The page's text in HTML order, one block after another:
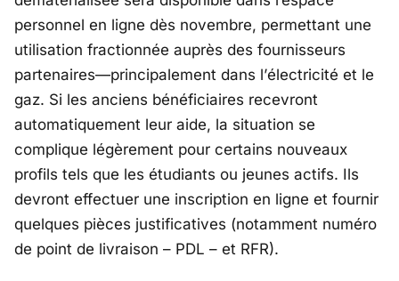
personnel en ligne dès novembre, permettant une
utilisation fractionnée auprès des fournisseurs
partenaires—principalement dans l’électricité et le
gaz. Si les anciens bénéficiaires recevront
automatiquement leur aide, la situation se
complique légèrement pour certains nouveaux
profils tels que les étudiants ou jeunes actifs. Ils
devront effectuer une inscription en ligne et fournir
quelques pièces justificatives (notamment numéro
de point de livraison – PDL – et RFR).